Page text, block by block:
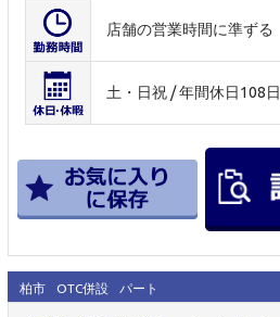
店舗の営業時間に準ずる
土・日祝 / 年間休日108日
柏市 OTC併設 パート